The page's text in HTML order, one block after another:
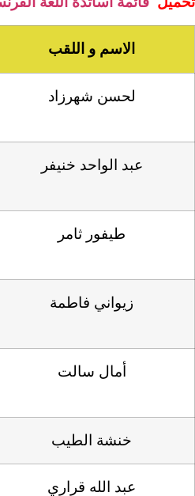
الاسم و اللقب
لحسن شهرزاد
عبد الواحد خنيفر
طيفور ثامر
زيواني فاطمة
أمال سالت
خنشة الطيب
عبد الله قراري